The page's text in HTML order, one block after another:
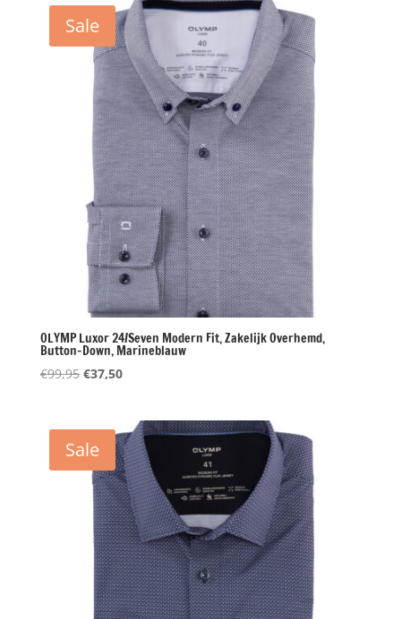
€79,95.€30,00.
Sale
OLYMP Luxor 24/Seven Modern Fit, Zakelijk Overhemd,
Button-Down, Marineblauw
€99,95 Oorspronkelijke
€99,95.
€37,50Huidige
€37,50.
Sale